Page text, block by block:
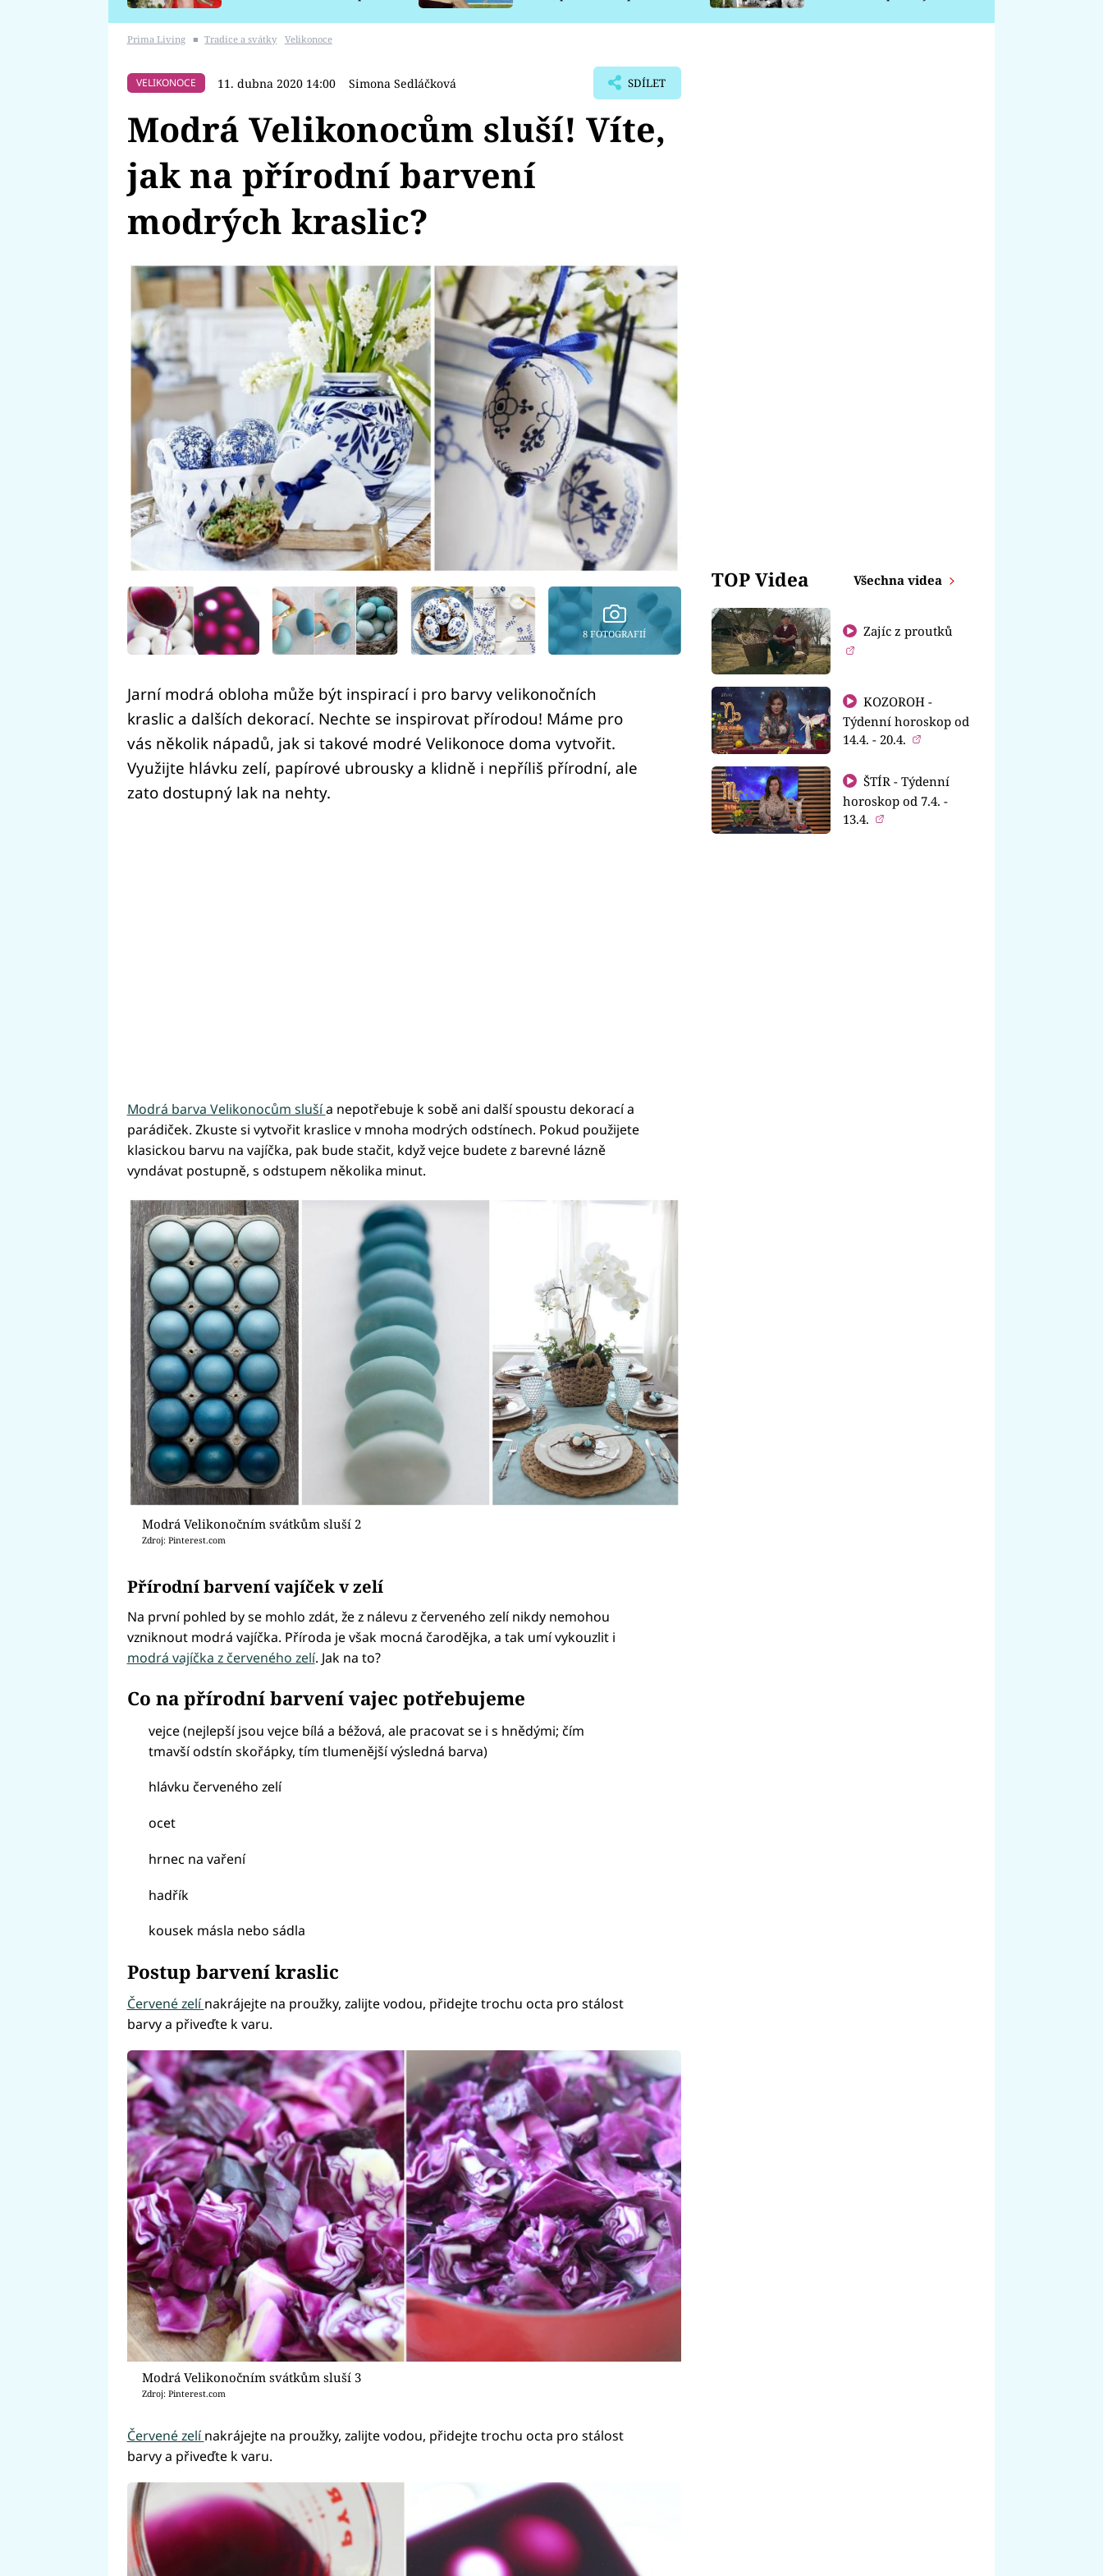
Prima Living ■ Tradice a svátky Velikonoce
VELIKONOCE 11. dubna 2020 14:00 Simona Sedláčková SDÍLET
Modrá Velikonocům sluší! Víte,
jak na přírodní barvení
modrých kraslic?
8 FOTOGRAFIÍ
Jarní modrá obloha může být inspirací i pro barvy velikonočních
kraslic a dalších dekorací. Nechte se inspirovat přírodou! Máme pro
vás několik nápadů, jak si takové modré Velikonoce doma vytvořit.
Využijte hlávku zelí, papírové ubrousky a klidně i nepříliš přírodní, ale
zato dostupný lak na nehty.
Modrá barva Velikonocům slušía nepotřebuje k sobě ani další spoustu dekorací a
parádiček. Zkuste si vytvořit kraslice v mnoha modrých odstínech. Pokud použijete
klasickou barvu na vajíčka, pak bude stačit, když vejce budete z barevné lázně
vyndávat postupně, s odstupem několika minut.
Modrá Velikonočním svátkům sluší 2
Zdroj: Pinterest.com
Přírodníbarvení vajíčekv zelí
Na první pohled by se mohlo zdát, že z nálevu z červeného zelí nikdy nemohou
vzniknout modrá vajíčka. Příroda je však mocná čarodějka, a tak umí vykouzlit i
modrá vajíčka z červeného zelí. Jak na to?
Co na přírodní barvení vajec potřebujeme
vejce (nejlepší jsou vejce bílá a béžová, ale pracovat se i s hnědými; čím
tmavší odstín skořápky, tím tlumenější výsledná barva)
hlávku červeného zelí
ocet
hrnec na vaření
hadřík
kousek másla nebo sádla
Postup barvení kraslic
Červené zelí nakrájejte na proužky, zalijte vodou, přidejte trochu octa pro stálost
barvy a přiveďte k varu.
Modrá Velikonočním svátkům sluší 3
Zdroj: Pinterest.com
Červené zelí nakrájejte na proužky, zalijte vodou, přidejte trochu octa pro stálost
barvy a přiveďte k varu.
TOP Videa Všechna videa
Zajíc z proutků
KOZOROH -
Týdenní horoskop od
14.4. - 20.4.
ŠTÍR - Týdenní
horoskop od 7.4. -
13.4.